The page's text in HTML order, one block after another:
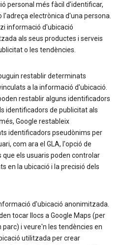
personal més fàcil d'identificar,
l'adreça electrònica d'una persona.
informació d'ubicació
als seus productes i serveis
o les tendències.
restablir determinats
a la informació d'ubicació.
restablir alguns identificadors
identificadors de publicitat als
Google restableix
identificadors pseudònims per
com ara el GLA, l'opció de
els usuaris poden controlar
en la ubicació i la precisió dels
d'ubicació anonimitzada.
tocar llocs a Google Maps (per
i veure'n les tendències en
utilitzada per crear